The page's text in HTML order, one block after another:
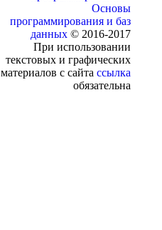
Основы
программирования и баз
данных © 2016-2017
При использовании
текстовых и графических
материалов с сайта ссылка
обязательна